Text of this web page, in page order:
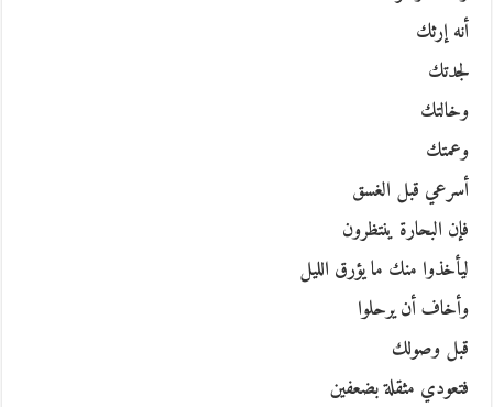
أنه إرثك
لجدتك
وخالتك
وعمتك
أسرعي قبل الغسق
فإن البحارة ينتظرون
ليأخذوا منك ما يؤرق الليل
وأخاف أن يرحلوا
قبل وصولك
فتعودي مثقلة بضعفين